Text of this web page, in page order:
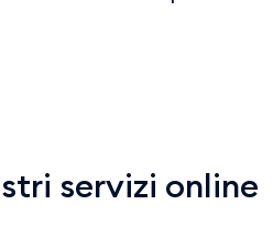
servizi online